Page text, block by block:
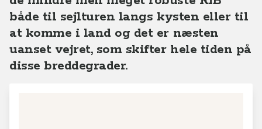
både til sejlturen langs kysten eller til
at komme i land og det er næsten
uanset vejret, som skifter hele tiden på
disse breddegrader.